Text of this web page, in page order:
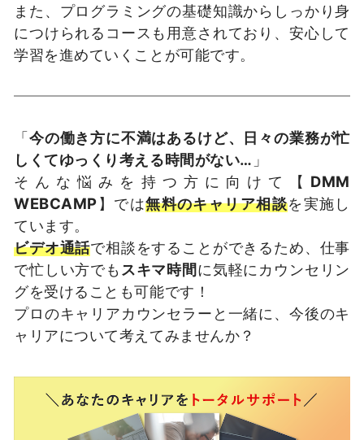
また、プログラミングの基礎知識からしっかり身
につけられるコースも用意されており、安心して
学習を進めていくことが可能です。
「今の働き方に不満はあるけど、日々の業務が忙
しくてゆっくり考える時間がない… 」
そんな悩みを持つ方に向けて【 DMM
WEBCAMP】では無料のキャリア相談を実施し
ています。
ビデオ通話で相談をすることができるため、仕事
で忙しい方でも スキマ時間に気軽にカウンセリン
グを受けることも可能です！
プロのキャリアカウンセラーと一緒に、今後のキ
ャリアについて考えてみませんか？